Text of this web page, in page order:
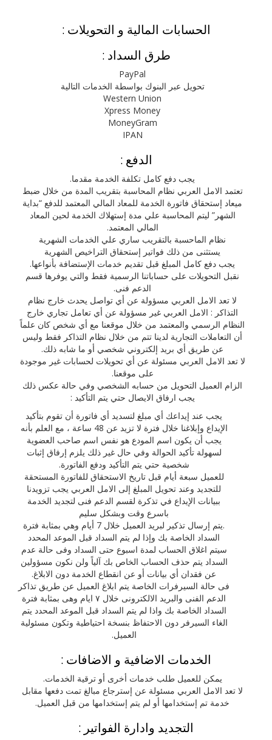
الحسابات المالية و التحويلات :
طرق السداد :
PayPal
تحويل عبر البنوك بواسطة الخدمات التالية
Western Union
Xpress Money
MoneyGram
IPAN
الدفع :
يجب دفع كامل تكلفة الخدمة مقدما.
تعتمد الامل العربي نظام المحاسبة بتقريب المدة من خلال ضبط
ميعاد إستحقاق فاتورة الخدمة للمعاد المالي المعتمد للدفع “بداية
الشهر” ليتم المحاسبة علي مدة إستهلاك الخدمة لحين المعاد
المالي المعتمد.
نظام الماحسبة بالتقريب ساري علي الخدمات الشهرية
يستثنى من ذلك فواتير إستحقاق التراخيص الشهرية
يجب دفع كامل المبلغ قبل تقديم خدمات الإستضافة بأنواعها.
نقبل التحويلات على حساباتنا الرسمية فقط والتي يوفرها قسم
الدعم فنى.
لا تعد الامل العربي مسؤولة عن أي تواصل يحدث خارج نظام
التذاكر : الامل العربي غير مسؤولة عن أي تعامل تجاري خارج
النظام الرسمي والمعتمد من خلال موقعنا مع أي شخص كان علماً
أن التعاملات التجارية لدينا تتم من خلال نظام التذاكر فقط وليس
عن طريق أي بريد إلكتروني شخصي أو ما شابه ذلك.
لا تعد الامل العربي مسئولة عن أي تحويلات لحسابات غير موجودة
على موقعنا.
الزام العميل التحويل من حسابه الشخصي وفي حالة عكس ذلك
يجب ارفاق الايصال حتي يتم التأكيد :
يجب عند إيداعك أي مبلغ لتسديد أي فاتورة أن تقوم بتأكيد
الإيداع وإبلاغنا خلال فترة لا تزيد عن 48 ساعة ، مع العلم بأنه
يجب أن يكون اسم المودع هو نفس اسم صاحب العضوية
لسهولة تأكيد الحوالة وفي حال غير ذلك يلزم إرفاق إثبات
شخصية حتي يتم التأكيد ودفع الفاتورة.
للعميل سبعة أيام قبل تاريخ الاستحقاق للفاتورة المستحقة
للتجديد وعند تحويل المبلغ إلى الامل العربي يجب تزويدنا
ببيانات الإيداع في تذكرة لقسم الدعم فنى لتجديد الخدمة
باسرع وقت وبشكل سليم
.يتم إرسال تذكير لبريد العميل خلال 7 أيام وهي بمثابة فترة
السداد الخاصة بك وإذا لم يتم السداد قبل الموعد المحدد
سيتم اغلاق الحساب لمدة اسبوع حتى السداد وفى حالة عدم
السداد يتم حذف الحساب الخاص بك آلياً ولن نكون مسؤولين
عن فقدان أي بيانات أو عن انقطاع الخدمة دون الابلاغ.
فى حالة السيرفرات الخاصة يتم ابلاغ العميل عن طريق تذاكر
الدعم الفنى والبريد الالكترونى خلال ٧ ايام وهى بمثابة فترة
السداد الخاصة بك واذا لم يتم السداد قبل الموعد المحدد يتم
الغاء السيرفر دون الاحتفاظ بنسخة احتياطية وتكون مسئولية
العميل.
الخدمات الاضافية و الاضافات :
يمكن للعميل طلب خدمات أخرى أو ترقية الخدمات.
لا تعد الامل العربي مسئولة عن إسترجاع مبالغ تمت دفعها مقابل
خدمة تم إستخدامها أو لم يتم إستخدامها من قبل العميل.
التجديد وادارة الفواتير :